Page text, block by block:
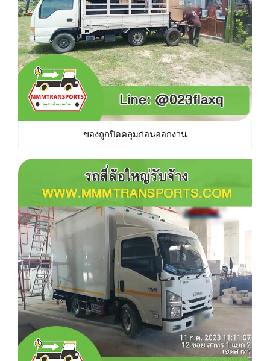
ของถูกปิดคลุมก่อนออกงาน